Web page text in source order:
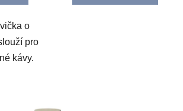
o
pro
kávy.